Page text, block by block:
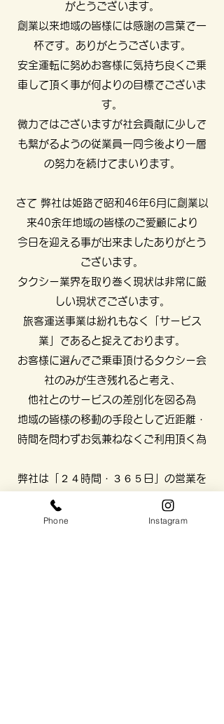
がとうございます。
創業以来地域の皆様には感謝の言葉で一
杯です。ありがとうございます。
安全運転に努めお客様に気持ち良くご乗
車して頂く事が何よりの目標でございま
す。
微力ではございますが社会貢献に少しで
も繋がるようの従業員一同今後より一層
の努力を続けてまいります。
さて 弊社は姫路で昭和46年6月に創業以
来40余年地域の皆様のご愛顧により
今日を迎える事が出来ましたありがとう
ございます。
タクシー業界を取り巻く現状は非常に厳
しい現状でございます。
旅客運送事業は紛れもなく「サービス
業」であると捉えております。
お客様に選んでご乗車頂けるタクシー会
社のみが生き残れると考え、
他社とのサービスの差別化を図る為
地域の皆様の移動の手段として近距離・
時間を問わずお気兼ねなくご利用頂く為
弊社は「２４時間・３６５日」の営業を
創業以来続けて参ります。
Phone Instagram